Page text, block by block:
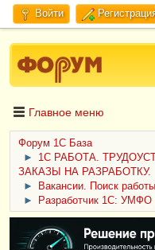
Войти
Главное меню
Форум 1C База
►
1С РАБОТА.
ЗАКАЗЫ НА РАЗРАБОТКУ.
►
Вакансии. Поиск
►
Разработчик 1С: